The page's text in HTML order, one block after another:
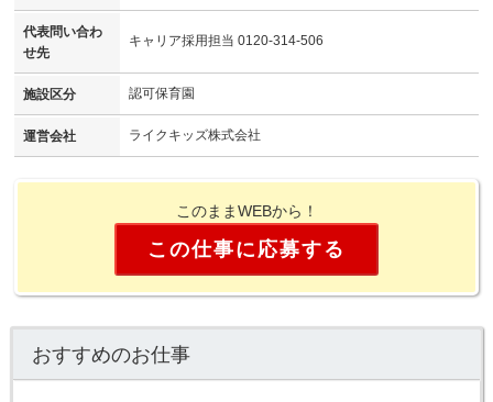
代表問い合わ
せ先
キャリア採用担当 0120-314-506
施設区分 認可保育園
運営会社 ライクキッズ株式会社
このままWEBから！
この仕事に応募する
おすすめのお仕事